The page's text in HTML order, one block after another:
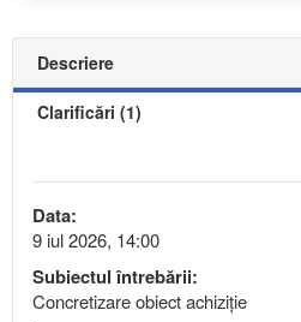
Descriere
Clarificări (1)
Data:
9 iul 2026, 14:00
Subiectul întrebării:
Concretizare obiect achiziție